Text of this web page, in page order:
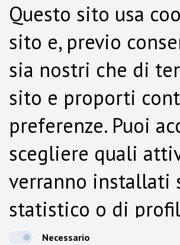
Questo sito usa
sito e, previo
sia nostri che di
sito e proporti
preferenze. Puoi
scegliere quali
verranno installati
statistico o di
dalla Cookie Policy.
Necessario